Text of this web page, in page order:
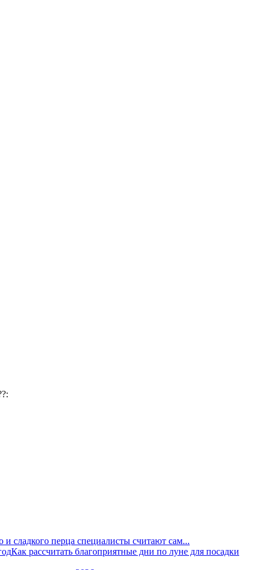
и сладкого перца специалисты считают сам...
Как рассчитать благоприятные дни по луне для посадки